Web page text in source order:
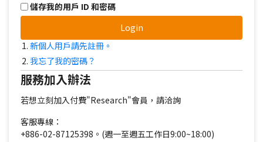
儲存我的用戶 ID 和密碼
Login
新個人用戶請先註冊。
我忘了我的密碼？
服務加入辦法
若想立刻加入付費"Research"會員，請洽詢
客服專線：
+886-02-87125398。(週一至週五工作日9:00~18:00)